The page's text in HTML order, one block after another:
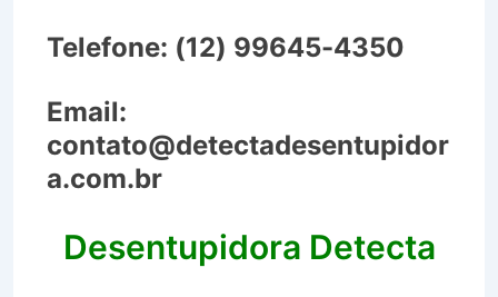
Telefone: (12) 99645-4350
Email:
contato@detectadesentupidor
a.com.br
Desentupidora Detecta